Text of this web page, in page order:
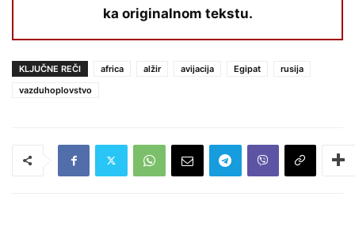
ka originalnom tekstu.
KLJUČNE REČI africa alžir avijacija Egipat
rusija
vazduhoplovstvo